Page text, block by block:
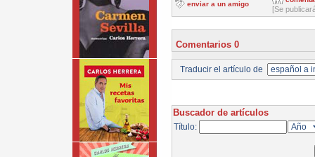
enviar a un amigo
[Se
Comentarios 0
Traducir el artículo de
Buscador de artículos
Título: